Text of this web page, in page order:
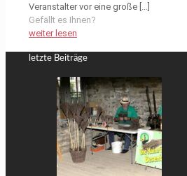
Veranstalter vor eine große
Gefällt es Ihnen?
weiter lesen
letzte Beiträge